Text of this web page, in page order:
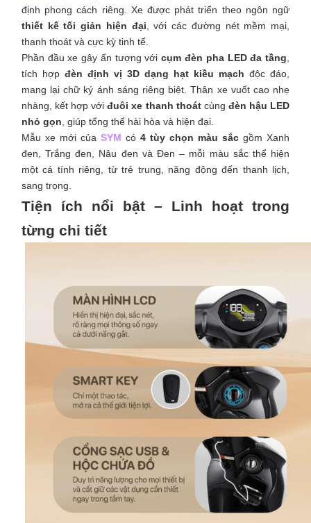
định phong cách riêng. Xe được phát triển theo ngôn ngữ
thiết kế tối giản hiện đại , với các đường nét mềm mại,
thanh thoát và cực kỳ tinh tế.
Phần đầu xe gây ấn tượng vớicụm đèn pha LED đa tầng
tích hợp đèn định vị 3D dạng hạt kiều mạch độc đáo,
mang lại chữ ký ánh sáng riêng biệt. Thân xe vuốt cao nhẹ
nhàng, kết hợp vớiđuôi xe thanh thoátcùng đèn hậu LED
nhỏ gọn , giúp tổng thể hài hòa và hiện đại.
Mẫu xe mới của SYM có4 tùy chọn màu sắc gồm Xanh
đen, Trắng đen, Nâu đen và Đen – mỗi màu sắc thể hiện
một cá tính riêng, từ trẻ trung, năng động đến thanh lịch,
sang trọng.
Tiện ích nổi bật – Linh hoạt trong
từng chi tiết